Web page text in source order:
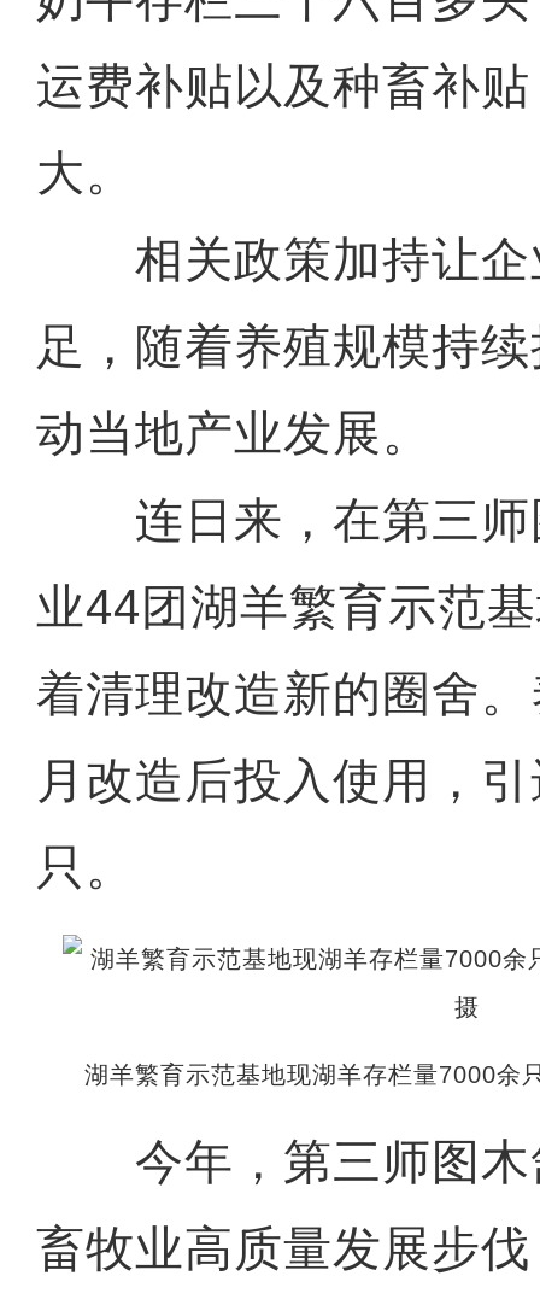
运费补贴以及种畜补
大。
相关政策加持让企
足，随着养殖规模持
动当地产业发展。
连日来，在第三师
业44团湖羊繁育示范
着清理改造新的圈舍
月改造后投入使用，
只。
湖羊繁育示范基地现湖羊存栏量7000
今年，第三师图木
畜牧业高质量发展步